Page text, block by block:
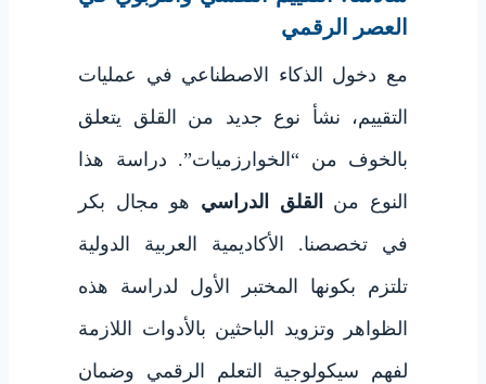
العصر الرقمي
مع دخول الذكاء الاصطناعي في عمليات
التقييم، نشأ نوع جديد من القلق يتعلق
بالخوف من “الخوارزميات”. دراسة هذا
النوع من
القلق الدراسي هو مجال بكر
في تخصصنا. الأكاديمية العربية الدولية
تلتزم بكونها المختبر الأول لدراسة هذه
الظواهر وتزويد الباحثين بالأدوات اللازمة
لفهم سيكولوجية التعلم الرقمي وضمان